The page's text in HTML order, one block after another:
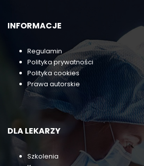
INFORMACJE
Regulamin
Polityka prywatności
Polityka cookies
Prawa autorskie
DLA LEKARZY
Szkolenia